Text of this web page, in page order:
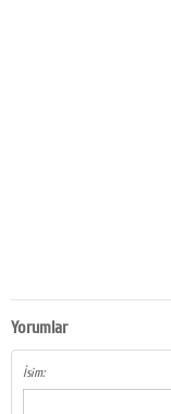
Yorumlar
İsim: